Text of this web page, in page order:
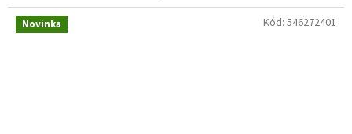
Novinka Kód: 546272401